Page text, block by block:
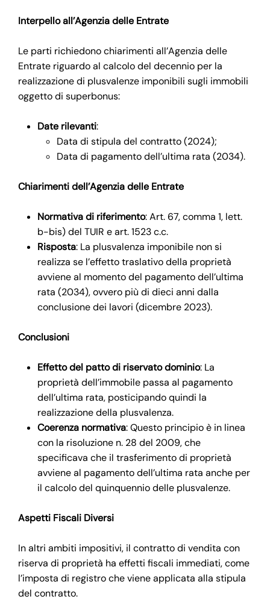
Interpello all’Agenzia delle Entrate
Le parti richiedono chiarimenti all’Agenzia delle
Entrate riguardo al calcolo del decennio per la
realizzazione di plusvalenze imponibili sugli immobili
oggetto di superbonus:
Date rilevanti:
Data di stipula del contratto (2024);
Data di pagamento dell’ultima rata (2034).
Chiarimenti dell’Agenzia delle Entrate
Normativa di riferimento: Art. 67, comma 1, lett.
b-bis) del TUIR e art. 1523 c.c.
Risposta: La plusvalenza imponibile non si
realizza se l’effetto traslativo della proprietà
avviene al momento del pagamento dell’ultima
rata (2034), ovvero più di dieci anni dalla
conclusione dei lavori (dicembre 2023).
Conclusioni
Effetto del patto di riservato dominio: La
proprietà dell’immobile passa al pagamento
dell’ultima rata, posticipando quindi la
realizzazione della plusvalenza.
Coerenza normativa: Questo principio è in linea
con la risoluzione n. 28 del 2009, che
specificava che il trasferimento di proprietà
avviene al pagamento dell’ultima rata anche per
il calcolo del quinquennio delle plusvalenze.
Aspetti Fiscali Diversi
In altri ambiti impositivi, il contratto di vendita con
riserva di proprietà ha effetti fiscali immediati, come
l’imposta di registro che viene applicata alla stipula
del contratto.